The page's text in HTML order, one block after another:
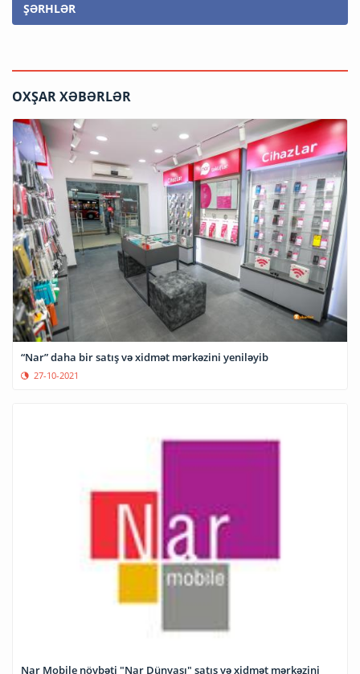
ŞƏRHLƏR
OXŞAR XƏBƏRLƏR
“Nar” daha bir satış və xidmət mərkəzini yeniləyib
27-10-2021
Nar Mobile növbəti "Nar Dünyası" satış və xidmət mərkəzini